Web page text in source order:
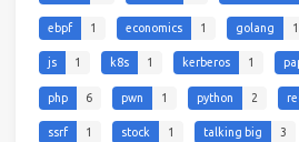
ebpf 1 economics 1 golang 1
js 1 k8s 1 kerberos 1
php 6 pwn 1 python 2
ssrf 1 stock 1 talking big 3